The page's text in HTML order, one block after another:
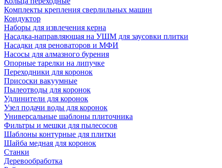
Комплекты крепления сверлильных машин
Кондуктор
Наборы для извлечения керна
Насадка-направляющая на УШМ для заусовки плитки
Насадки для реноваторов и МФИ
Насосы для алмазного бурения
Опорные тарелки на липучке
Переходники для коронок
Присоски вакуумные
Пылеотводы для коронок
Удлинители для коронок
Узел подачи воды для коронок
Универсальные шаблоны плиточника
Фильтры и мешки для пылесосов
Шаблоны контурные для плитки
Шайба медная для коронок
Станки
Деревообработка